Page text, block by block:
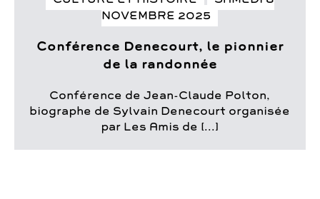
NOVEMBRE 2025
Conférence Denecourt, le pionnier
de la randonnée
Conférence de Jean-Claude Polton,
biographe de Sylvain Denecourt organisée
par Les Amis de [...]